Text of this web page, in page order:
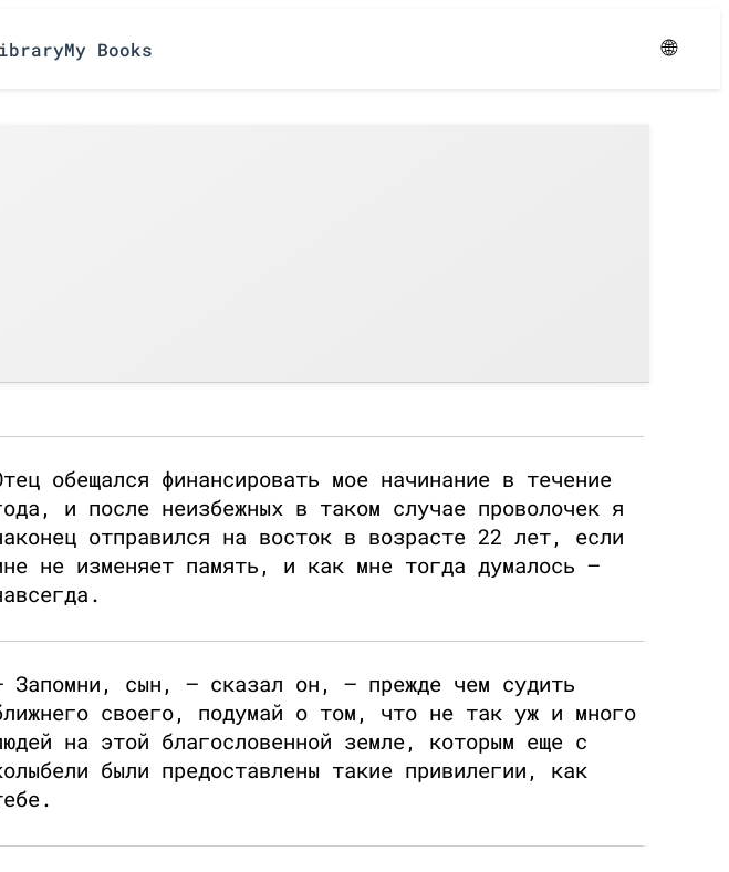
My Books 🌐
обещался финансировать мое начинание в течение
и после неизбежных в таком случае проволочек я
отправился на восток в возрасте 22 лет, если
не изменяет память, и как мне тогда думалось —
Запомни, сын, — сказал он, — прежде чем судить
своего, подумай о том, что не так уж и много
на этой благословенной земле, которым еще с
были предоставлены такие привилегии, как